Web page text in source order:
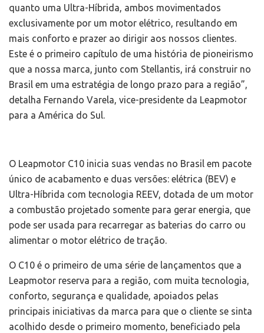
quanto uma Ultra-Híbrida, ambos movimentados
exclusivamente por um motor elétrico, resultando em
mais conforto e prazer ao dirigir aos nossos clientes.
Este é o primeiro capítulo de uma história de pioneirismo
que a nossa marca, junto com Stellantis, irá construir no
Brasil em uma estratégia de longo prazo para a região”,
detalha Fernando Varela, vice-presidente da Leapmotor
para a América do Sul.
O Leapmotor C10 inicia suas vendas no Brasil em pacote
único de acabamento e duas versões: elétrica (BEV) e
Ultra-Híbrida com tecnologia REEV, dotada de um motor
a combustão projetado somente para gerar energia, que
pode ser usada para recarregar as baterias do carro ou
alimentar o motor elétrico de tração.
O C10 é o primeiro de uma série de lançamentos que a
Leapmotor reserva para a região, com muita tecnologia,
conforto, segurança e qualidade, apoiados pelas
principais iniciativas da marca para que o cliente se sinta
acolhido desde o primeiro momento, beneficiado pela